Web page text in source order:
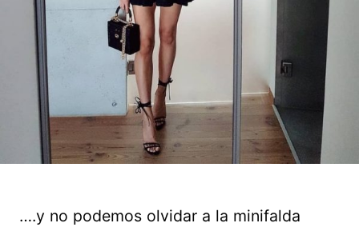
….y no podemos olvidar a la minifalda